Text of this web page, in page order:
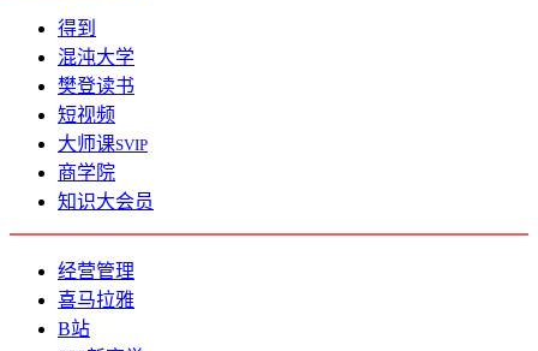
得到
混沌大学
樊登读书
短视频
大师课SVIP
商学院
知识大会员
经营管理
喜马拉雅
B站